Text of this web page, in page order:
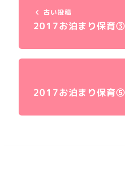
古い投稿
2017お泊まり保育③
2017お泊まり保育⑤